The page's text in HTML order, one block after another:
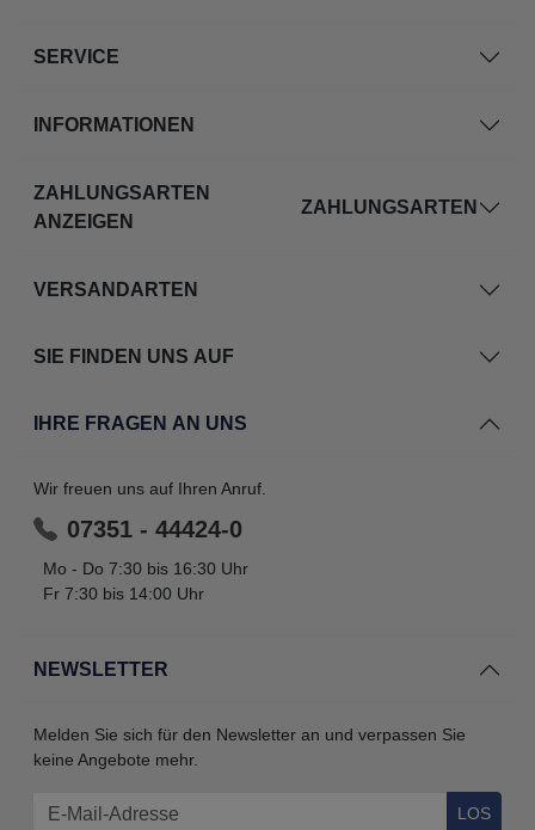
SERVICE
INFORMATIONEN
NEWSLETTER
Melden Sie sich für den Newsletter an und verpassen Sie
keine Angebote mehr.
LOS
ZAHLUNGSARTEN
ANZEIGEN
ZAHLUNGSARTEN
VERSANDARTEN
SIE FINDEN UNS AUF
IHRE FRAGEN AN UNS
Wir freuen uns auf Ihren Anruf.
07351 - 44424-0
Mo - Do 7:30 bis 16:30 Uhr
Fr 7:30 bis 14:00 Uhr